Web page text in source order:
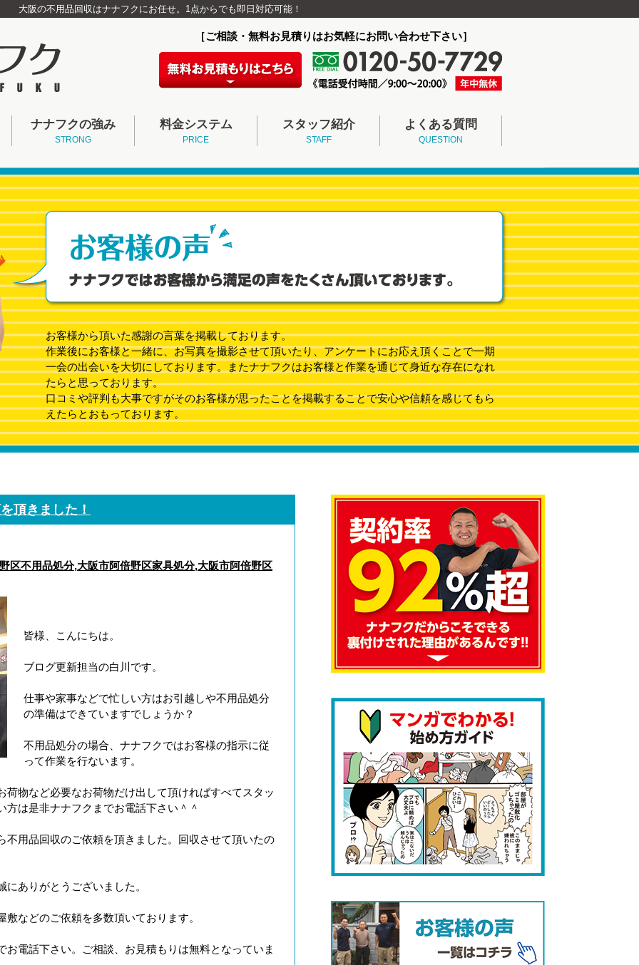
大阪の不用品回収はナナフクにお任せ。1点からでも即日対応可能！
［ご相談・無料お見積りはお気軽にお問い合わせ下さい］
ナナフクの強み
STRONG
料金システム
PRICE
スタッフ紹介
STAFF
よくある質問
QUESTION
お客様から頂いた感謝の言葉を掲載しております。
作業後にお客様と一緒に、お写真を撮影させて頂いたり、アンケートにお応え頂くことで一期
一会の出会いを大切にしております。またナナフクはお客様と作業を通じて身近な存在になれ
たらと思っております。
口コミや評判も大事ですがそのお客様が思ったことを掲載することで安心や信頼を感じてもら
えたらとおもっております。
頂きました！
区不用品処分,大阪市阿倍野区家具処分,大阪市阿倍野区
皆様、こんにちは。
ブログ更新担当の白川です。
仕事や家事などで忙しい方はお引越しや不用品処分
の準備はできていますでしょうか？
不用品処分の場合、ナナフクではお客様の指示に従
って作業を行ないます。
物など必要なお荷物だけ出して頂ければすべてスタッ
は是非ナナフクまでお電話下さい＾＾
不用品回収のご依頼を頂きました。回収させて頂いたの
ありがとうございました。
などのご依頼を多数頂いております。
電話下さい。ご相談、お見積もりは無料となっていま